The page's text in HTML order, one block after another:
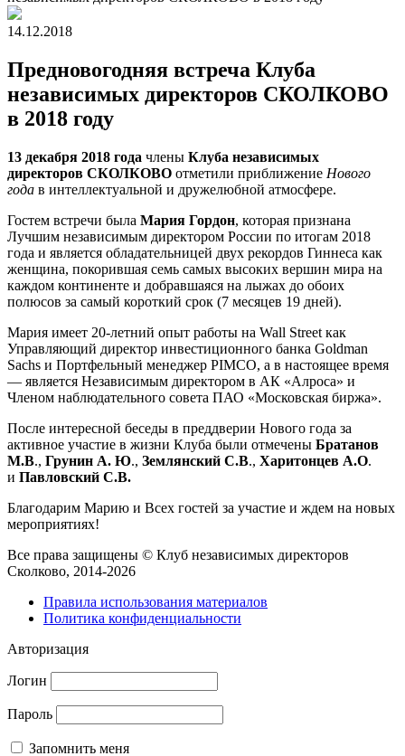
14.12.2018
Предновогодняя встреча Клуба
независимых директоров СКОЛКОВО
в 2018 году
13 декабря 2018 года члены Клуба независимых
директоров СКОЛКОВО отметили приближение Нового
года в интеллектуальной и дружелюбной атмосфере.
Гостем встречи была Мария Гордон, которая признана
Лучшим независимым директором России по итогам 2018
года и является обладательницей двух рекордов Гиннеса как
женщина, покорившая семь самых высоких вершин мира на
каждом континенте и добравшаяся на лыжах до обоих
полюсов за самый короткий срок (7 месяцев 19 дней).
Мария имеет 20-летний опыт работы на Wall Street как
Управляющий директор инвестиционного банка Goldman
Sachs и Портфельный менеджер PIMCO, а в настоящее время
— является Независимым директором в АК «Алроса» и
Членом наблюдательного совета ПАО «Московская биржа».
После интересной беседы в преддверии Нового года за
активное участие в жизни Клуба были отмечены Братанов
М.В., Грунин А. Ю., Землянский С.В., Харитонцев А.О.
и Павловский С.В.
Благодарим Марию и Всех гостей за участие и ждем на новых
мероприятиях!
Все права защищены © Клуб независимых директоров
Сколково, 2014-2026
Правила использования материалов
Политика конфиденциальности
Авторизация
Логин
Пароль
Запомнить меня